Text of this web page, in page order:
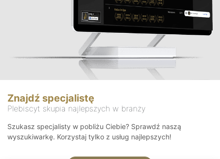
Znajdź specjalistę
Plebiscyt skupia najlepszych w branży
Szukasz specjalisty w pobliżu Ciebie? Sprawdź naszą
wyszukiwarkę. Korzystaj tylko z usług najlepszych!